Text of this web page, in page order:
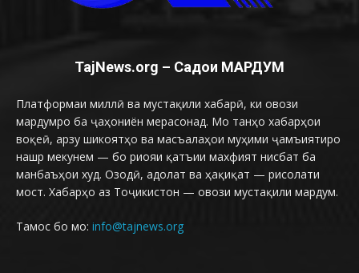
TajNews.org – Садои МАРДУМ
Платформаи миллӣ ва мустақили хабарӣ, ки овози
мардумро ба ҷаҳониён мерасонад. Мо танҳо хабарҳои
воқеӣ, арзу шикоятҳо ва масъалаҳои муҳими ҷамъиятиро
нашр мекунем — бо риояи қатъии махфият нисбат ба
манбаъҳои худ. Озодӣ, адолат ва ҳақиқат — рисолати
мост. Хабарҳо аз Тоҷикистон — овози мустақили мардум.
Тамос бо мо: info@tajnews.org